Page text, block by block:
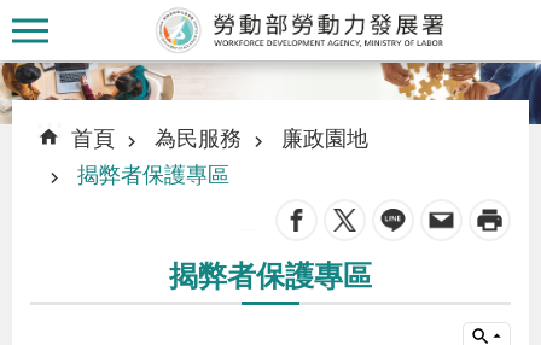
跳到主要內容區塊
:::
::: 首頁 為民服務
廉政園地
揭弊者保護專區
揭弊者保護專區